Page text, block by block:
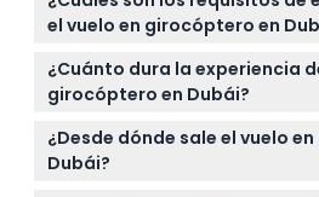
el vuelo en girocóptero en
Debes tener al menos 17 años y
menos para tomar el vuelo.
estrictos y se verifican el día de
¿Cuánto dura la experiencia
girocóptero en Dubái?
El vuelo real dura alrededor de
toda la experiencia incluyendo
¿Desde dónde sale el vuelo
Dubái?